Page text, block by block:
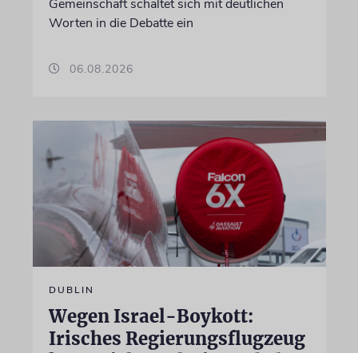
Gemeinschaft schaltet sich mit deutlichen
Worten in die Debatte ein
06.08.2026
DUBLIN
Wegen Israel-Boykott:
Irisches Regierungsflugzeug